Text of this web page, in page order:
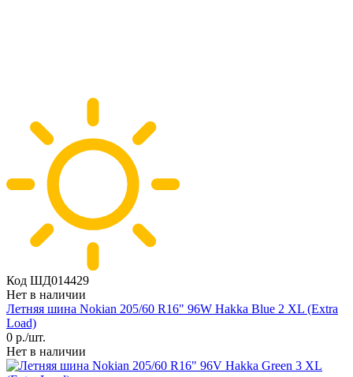
Код ШД014429
Нет в наличии
Летняя шина Nokian 205/60 R16" 96W Hakka Blue 2 XL (Extra
Load)
0 р./шт.
Нет в наличии